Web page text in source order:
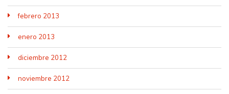
febrero 2013
enero 2013
diciembre 2012
noviembre 2012